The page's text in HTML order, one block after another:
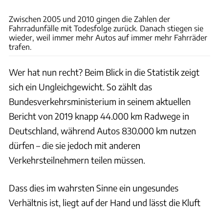
Zwischen 2005 und 2010 gingen die Zahlen der
Fahrradunfälle mit Todesfolge zurück. Danach stiegen sie
wieder, weil immer mehr Autos auf immer mehr Fahrräder
trafen.
Wer hat nun recht? Beim Blick in die Statistik zeigt
sich ein Ungleichgewicht. So zählt das
Bundesverkehrsministerium in seinem aktuellen
Bericht von 2019 knapp 44.000 km Radwege in
Deutschland, während Autos 830.000 km nutzen
dürfen – die sie jedoch mit anderen
Verkehrsteilnehmern teilen müssen.
Dass dies im wahrsten Sinne ein ungesundes
Verhältnis ist, liegt auf der Hand und lässt die Kluft